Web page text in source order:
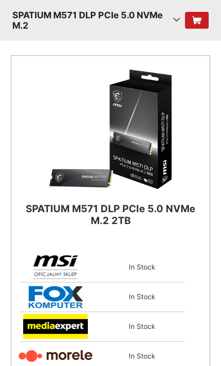
SPATIUM M571 DLP PCIe 5.0 NVMe
M.2
SPATIUM M571 DLP PCIe 5.0 NVMe
M.2 2TB
In Stock
In Stock
In Stock
In Stock